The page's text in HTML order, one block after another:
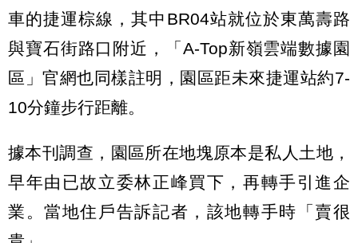
車的捷運棕線，其中BR04站就位於東萬壽路
與寶石街路口附近，「A-Top新嶺雲端數據園
區」官網也同樣註明，園區距未來捷運站約7-
10分鐘步行距離。
據本刊調查，園區所在地塊原本是私人土地，
早年由已故立委林正峰買下，再轉手引進企
業。當地住戶告訴記者，該地轉手時「賣很